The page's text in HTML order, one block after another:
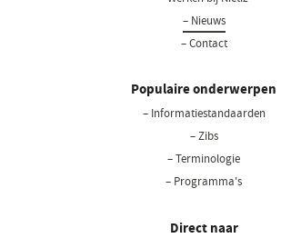
– Nieuws
– Contact
Populaire onderwerpen
– Informatiestandaarden
– Zibs
– Terminologie
– Programma's
Direct naar